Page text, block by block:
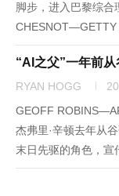
脚步，进入巴黎综
CHESNOT—GETTY
的投资者，正在迅速
期待他们的下一个
“AI之父”一年前
RYAN HOGG
GEOFF
杰弗里·辛顿去年从
末日先驱的角色，宣
多后，这位前谷歌员